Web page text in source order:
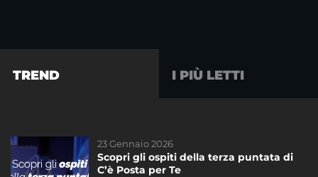
TREND I PIÙ LETTI
23 Gennaio 2026
Scopri gli ospiti della terza puntata di
C’è Posta per Te
15 Marzo 2024
Scopri gli ospiti dell’ultima puntata di
#CePostaPerTe